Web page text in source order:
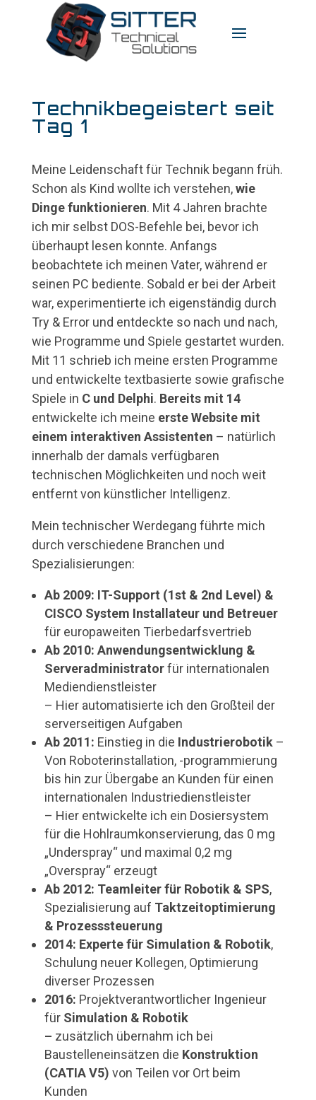
Technikbegeistert seit
Tag 1
Meine Leidenschaft für Technik begann früh.
Schon als Kind wollte ich verstehen,wie
Dinge funktionieren. Mit 4 Jahren brachte
ich mir selbst DOS-Befehle bei, bevor ich
überhaupt lesen konnte. Anfangs
beobachtete ich meinen Vater, während er
seinen PC bediente. Sobald er bei der Arbeit
war, experimentierte ich eigenständig durch
Try & Error und entdeckte so nach und nach,
wie Programme und Spiele gestartet wurden.
Mit 11 schrieb ich meine ersten Programme
und entwickelte textbasierte sowie grafische
Spiele in C und Delphi. Bereits mit 14
entwickelte ich meine erste Website mit
einem interaktiven Assistenten – natürlich
innerhalb der damals verfügbaren
technischen Möglichkeiten und noch weit
entfernt von künstlicher Intelligenz.
Mein technischer Werdegang führte mich
durch verschiedene Branchen und
Spezialisierungen:
Ab 2009: IT-Support (1st & 2nd Level) &
CISCO System Installateur und Betreuer
für europaweiten Tierbedarfsvertrieb
Ab 2010: Anwendungsentwicklung &
Serveradministratorfür internationalen
Mediendienstleister
– Hier automatisierte ich den Großteil der
serverseitigen Aufgaben
Ab 2011: Einstieg in die Industrierobotik–
Von Roboterinstallation, -programmierung
bis hin zur Übergabe an Kunden für einen
internationalen Industriedienstleister
– Hier entwickelte ich ein Dosiersystem
für die Hohlraumkonservierung, das 0 mg
„Underspray“ und maximal 0,2 mg
„Overspray“ erzeugt
Ab 2012: Teamleiter für Robotik & SPS,
Spezialisierung auf Taktzeitoptimierung
& Prozesssteuerung
2014: Experte für Simulation & Robotik,
Schulung neuer Kollegen, Optimierung
diverser Prozessen
2016: Projektverantwortlicher Ingenieur
für Simulation & Robotik
– zusätzlich übernahm ich bei
Baustelleneinsätzen die Konstruktion
(CATIA V5) von Teilen vor Ort beim
Kunden